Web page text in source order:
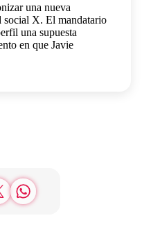
una nueva
social X. El mandatario
una supuesta
en que Javie